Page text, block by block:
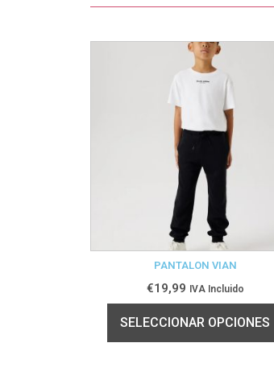
PANTALON VIAN
€19,99 IVA Incluido
SELECCIONAR OPCIONES